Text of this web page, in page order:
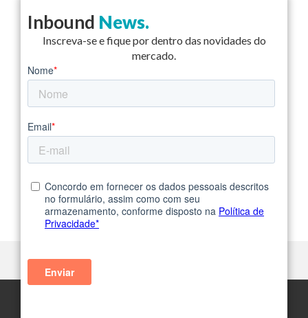
Inbound News.
Inscreva-se e fique por dentro das novidades do
mercado.